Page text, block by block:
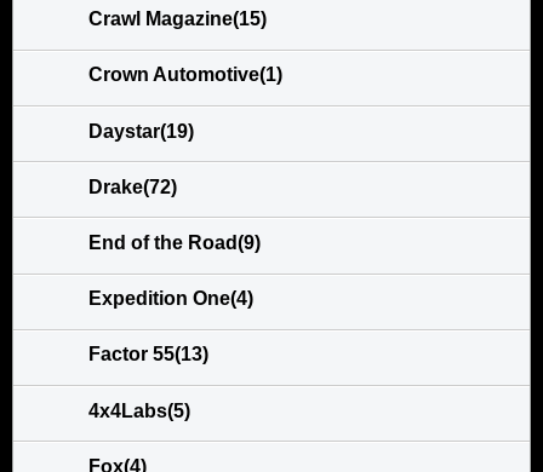
Crawl Magazine(15)
Crown Automotive(1)
Daystar(19)
Drake(72)
End of the Road(9)
Expedition One(4)
Factor 55(13)
4x4Labs(5)
Fox(4)